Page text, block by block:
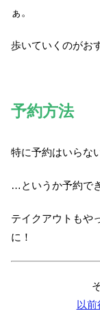
ぁ。
歩いていくのがお
予約方法
特に予約はいらな
…というか予約で
テイクアウトもや
に！
以